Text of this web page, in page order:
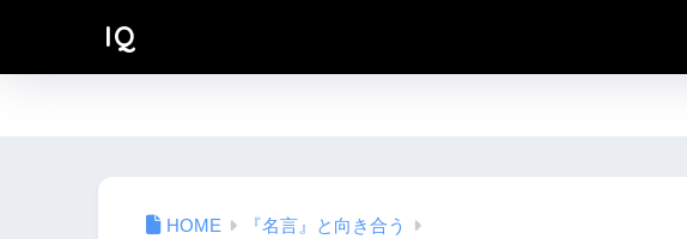
IQ
『名言』と向き合う